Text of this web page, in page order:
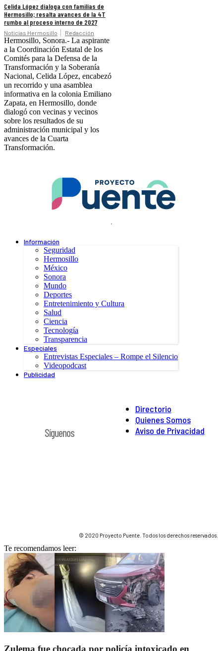
Celida López dialoga con familias de
Hermosillo; resalta avances de la 4T
rumbo al proceso interno de 2027
Noticias Hermosillo Redacción
Hermosillo, Sonora.- La aspirante
a la Coordinación Estatal de los
Comités para la Defensa de la
Transformación y la Soberanía
Nacional, Celida López, encabezó
un recorrido y una asamblea
informativa en la colonia Emiliano
Zapata, en Hermosillo, donde
dialogó con vecinas y vecinos
sobre los resultados de su
administración municipal y los
avances de la Cuarta
Transformación.
.
Información
Seguridad
Hermosillo
México
Sonora
Mundo
Deportes
Entretenimiento y Cultura
Salud
Ciencia
Tecnología
Transparencia
Especiales
Entrevistas Especiales – Rompe el Silencio
Videopodcast
Publicidad
Directorio
Quienes Somos
Aviso de Privacidad
Síguenos
© 2020 Proyecto Puente. Todos los derechos reservados.
Te recomendamos leer:
Zulema fue chocada por policía intoxicado en